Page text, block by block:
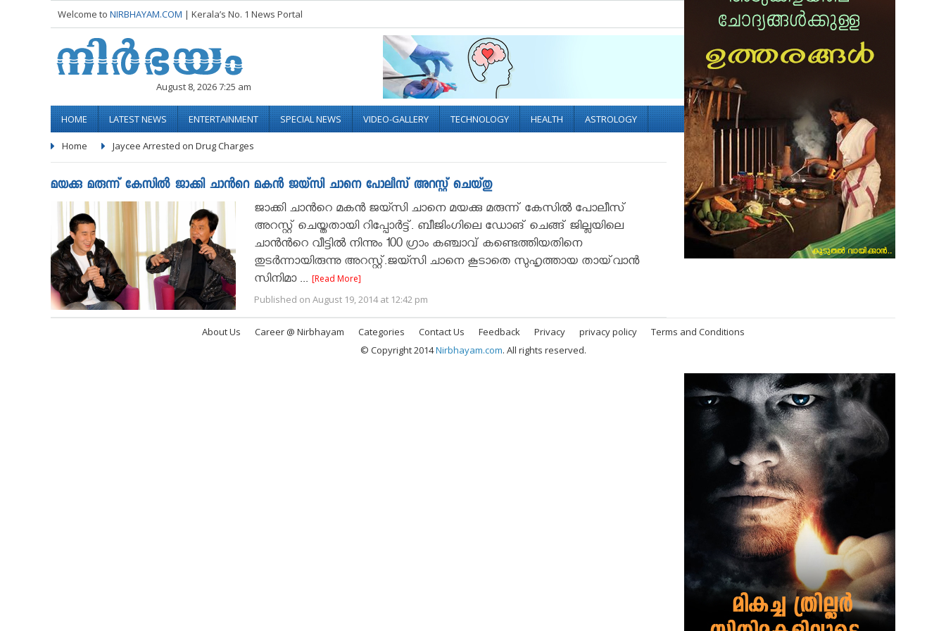
Welcome to NIRBHAYAM.COM | Kerala’s No. 1 News Portal Socialize with us
August 8, 2026 7:25 am
HOME LATEST NEWS ENTERTAINMENT SPECIAL NEWS VIDEO-GALLERY TECHNOLOGY HEALTH ASTROLOGY
Home Jaycee Arrested on Drug Charges
മയക്കു മരുന്ന് കേസിൽ ജാക്കി ചാൻറെ മകൻ ജയ്സി ചാനെ പോലീസ് അറസ്റ്റ് ചെയ്തു
ജാക്കി ചാൻറെ മകൻ ജയ്സി ചാനെ മയക്കു മരുന്ന് കേസിൽ പോലീസ്
അറസ്റ്റ് ചെയ്തതായി റിപ്പോർട്ട്. ബീജിംഗിലെ ഡോങ് ചെങ്ങ് ജില്ലയിലെ
ചാൻൻറെ വീട്ടിൽ നിന്നും 100 ഗ്രാം കഞ്ചാവ് കണ്ടെത്തിയതിനെ
തുടർന്നായിരുന്നു അറസ്റ്റ്.ജയ്സി ചാനെ കൂടാതെ സുഹൃത്തായ തായ്‌വാൻ
സിനിമാ ... [Read More]
Published on August 19, 2014 at 12:42 pm
About Us Career @ Nirbhayam Categories Contact Us Feedback Privacy privacy policy
Terms and Conditions
© Copyright 2014Nirbhayam.com. All rights reserved.